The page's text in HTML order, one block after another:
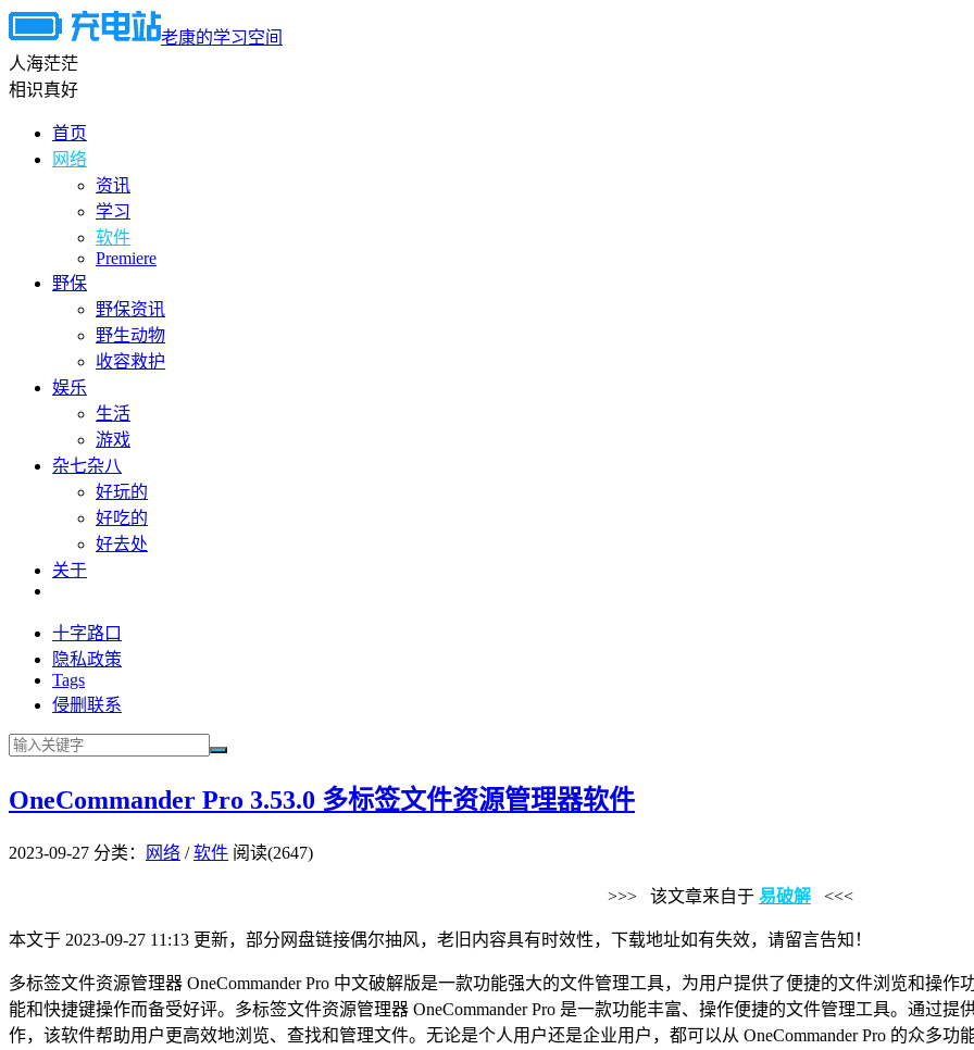
老康的学习空间
人海茫茫
相识真好
首页
网络
资讯
学习
软件
Premiere
野保
野保资讯
野生动物
收容救护
娱乐
生活
游戏
杂七杂八
好玩的
好吃的
好去处
关于
十字路口
隐私政策
Tags
侵删联系
OneCommander Pro 3.53.0 多标签文件资源管理器软件
2023-09-27 分类： 网络 /软件 阅读(2647)
>>> 该文章来自于 易破解 <<<
本文于 2023-09-27 11:13 更新，部分网盘链接偶尔抽风，老旧内容具有时效性，下载地址如有失效，请留言告知！
多标签文件资源管理器 OneCommander Pro 中文破解版是一款功能强大的文件管理工具，为用户提供了便捷的文件浏览和操
能和快捷键操作而备受好评。多标签文件资源管理器 OneCommander Pro 是一款功能丰富、操作便捷的文件管理工具。通过
作，该软件帮助用户更高效地浏览、查找和管理文件。无论是个人用户还是企业用户，都可以从 OneCommander Pro 的众多功